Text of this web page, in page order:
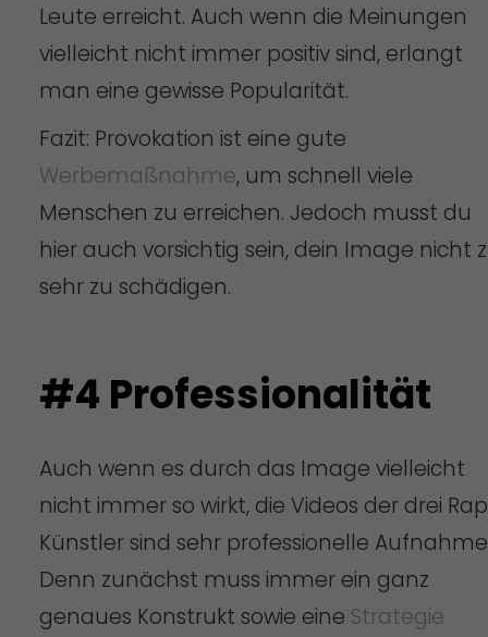
Leute erreicht. Auch wenn die Meinungen
vielleicht nicht immer positiv sind, erlangt
man eine gewisse Popularität.
Fazit: Provokation ist eine gute
Werbemaßnahme, um schnell viele
Menschen zu erreichen. Jedoch musst du
hier auch vorsichtig sein, dein Image nicht
sehr zu schädigen.
#4 Professionalität
Auch wenn es durch das Image vielleicht
nicht immer so wirkt, die Videos der drei Rap
Künstler sind sehr professionelle
Denn zunächst muss immer ein ganz
genaues Konstrukt sowie eine Strategie